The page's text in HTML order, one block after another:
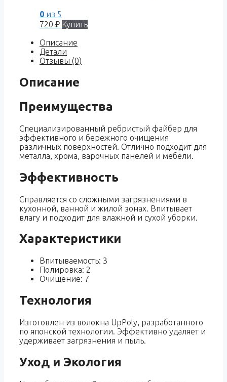
0 из 5
720 ₽ Купить
Описание
Детали
Отзывы (0)
Описание
Преимущества
Специализированный ребристый файбер для
эффективного и бережного очищения
различных поверхностей. Отлично подходит для
металла, хрома, варочных панелей и мебели.
Эффективность
Справляется со сложными загрязнениями в
кухонной, ванной и жилой зонах. Впитывает
влагу и подходит для влажной и сухой уборки.
Характеристики
Впитываемость: 3
Полировка: 2
Очищение: 7
Технология
Изготовлен из волокна UpPoly, разработанного
по японской технологии. Эффективно удаляет и
удерживает загрязнения и пыль.
Уход и Экология